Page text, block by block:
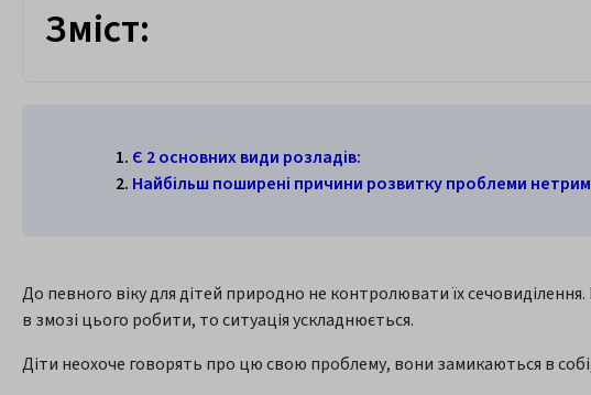
Зміст:
Є 2 основних види розладів:
Найбільш поширені причини розвитку проблеми
До певного віку для дітей природно не контролювати їх
в змозі цього робити, то ситуація ускладнюється.
Діти неохоче говорять про цю свою проблему, вони замикаються в